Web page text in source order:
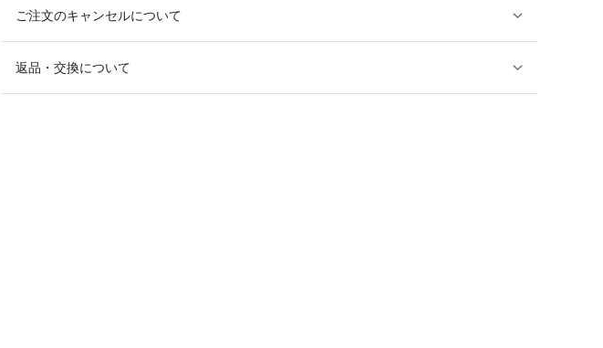
ご注文のキャンセルについて
返品・交換について